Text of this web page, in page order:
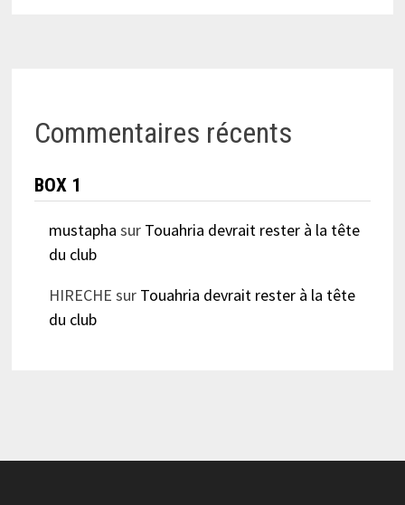
Commentaires récents
BOX 1
mustapha sur Touahria devrait rester à la tête
du club
HIRECHE sur Touahria devrait rester à la tête
du club